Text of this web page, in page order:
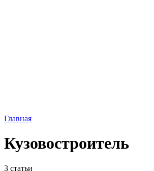
Главная
Кузовостроитель
3 статьи